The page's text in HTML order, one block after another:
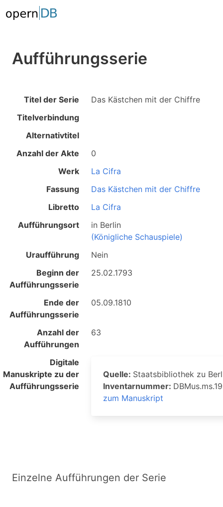
Aufführungsserie
Titel der Serie
Das Kästchen mit der Chiffre
Titelverbindung
Alternativtitel
Anzahl der Akte
0
Werk
La Cifra
Fassung
Das Kästchen mit der Chiffre
Libretto
La Cifra
Aufführungsort
in Berlin
(Königliche Schauspiele)
Uraufführung
Nein
Beginn der
Aufführungsserie
25.02.1793
Ende der
Aufführungsserie
05.09.1810
Anzahl der
Aufführungen
63
Digitale
Manuskripte zu der
Aufführungsserie
Quelle: Staatsbibliothek zu
Inventarnummer:
zum Manuskript
Einzelne Aufführungen der Serie